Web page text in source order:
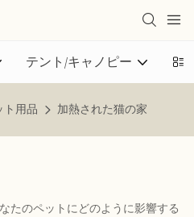
テント/キャノピー ア
ト用品 加熱された猫の家
たのペットにどのように影響する